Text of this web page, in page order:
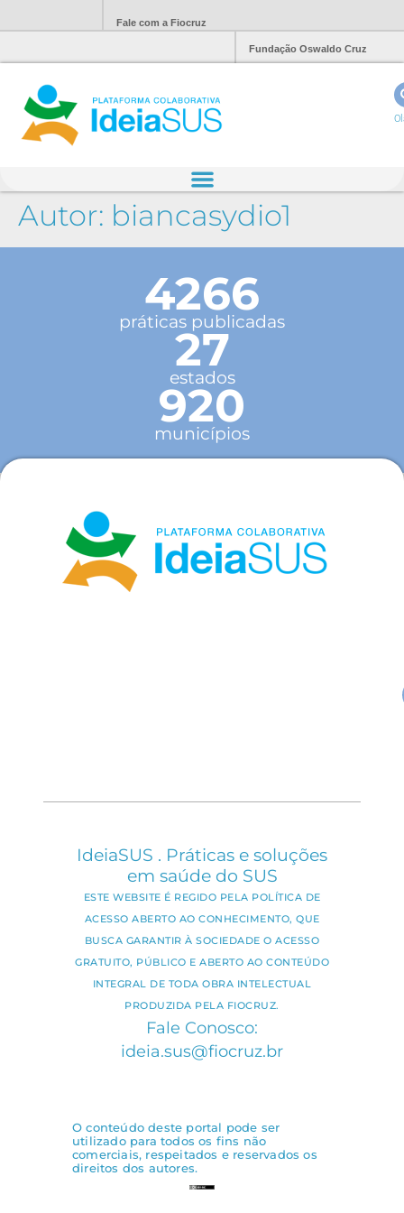
Fale com a Fiocruz
Fundação Oswaldo Cruz
Autor: biancasydio1
4266
práticas publicadas
27
estados
920
municípios
IdeiaSUS . Práticas e soluções
em saúde do SUS
ESTE WEBSITE É REGIDO PELA POLÍTICA DE
ACESSO ABERTO AO CONHECIMENTO, QUE
BUSCA GARANTIR À SOCIEDADE O ACESSO
GRATUITO, PÚBLICO E ABERTO AO CONTEÚDO
INTEGRAL DE TODA OBRA INTELECTUAL
PRODUZIDA PELA FIOCRUZ.
Fale Conosco:
ideia.sus@fiocruz.br
O conteúdo deste portal pode ser
utilizado para todos os fins não
comerciais, respeitados e reservados os
direitos dos autores.